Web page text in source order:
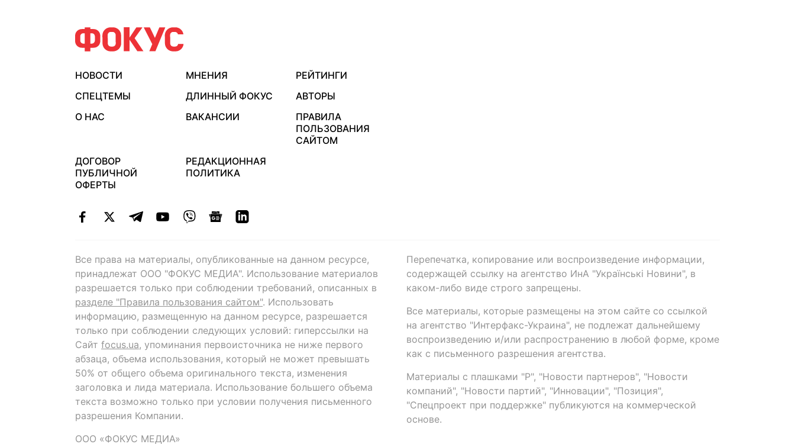
НОВОСТИ МНЕНИЯ
РЕЙТИНГИ
СПЕЦТЕМЫ
ДЛИННЫЙ ФОКУС
АВТОРЫ
О НАС
ВАКАНСИИ
ПРАВИЛА
ПОЛЬЗОВАНИЯ
САЙТОМ
ДОГОВОР
ПУБЛИЧНОЙ
ОФЕРТЫ
РЕДАКЦИОННАЯ
ПОЛИТИКА
Все права на материалы, опубликованные на данном ресурсе,
принадлежат ООО "ФОКУС МЕДИА". Использование материалов
разрешается только при соблюдении требований, описанных в
разделе "Правила пользования сайтом". Использовать
информацию, размещенную на данном ресурсе, разрешается
только при соблюдении следующих условий: гиперссылки на
Сайт focus.ua, упоминания первоисточника не ниже первого
абзаца, объема использования, который не может превышать
50% от общего объема оригинального текста, изменения
заголовка и лида материала. Использование большего объема
текста возможно только при условии получения письменного
разрешения Компании.
ООО «ФОКУС МЕДИА»
Перепечатка, копирование или воспроизведение информации,
содержащей ссылку на агентство ИнА "Українські Новини", в
каком-либо виде строго запрещены.
Все материалы, которые размещены на этом сайте со ссылкой
на агентство "Интерфакс-Украина", не подлежат дальнейшему
воспроизведению и/или распространению в любой форме, кроме
как с письменного разрешения агентства.
Материалы с плашками "Р", "Новости партнеров", "Новости
компаний", "Новости партий", "Инновации", "Позиция",
"Спецпроект при поддержке" публикуются на коммерческой
основе.